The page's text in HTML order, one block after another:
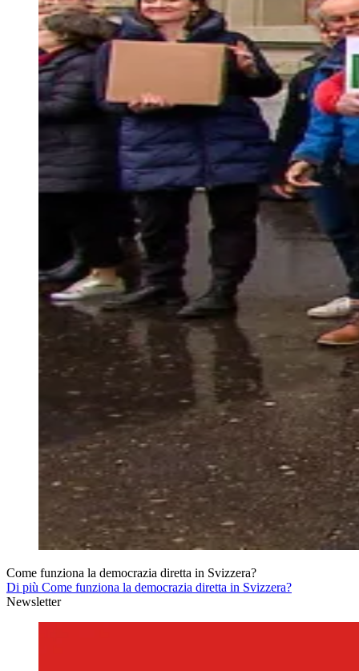
Come funziona la democrazia diretta in Svizzera?
Di più Come funziona la democrazia diretta in Svizzera?
Newsletter